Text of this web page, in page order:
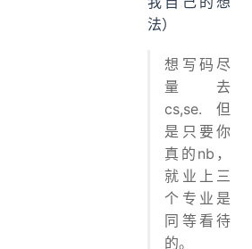
法）
想写码尽
量去
cs,se.但
是只要你
真的nb，
就业上三
个专业是
同等看待
的。